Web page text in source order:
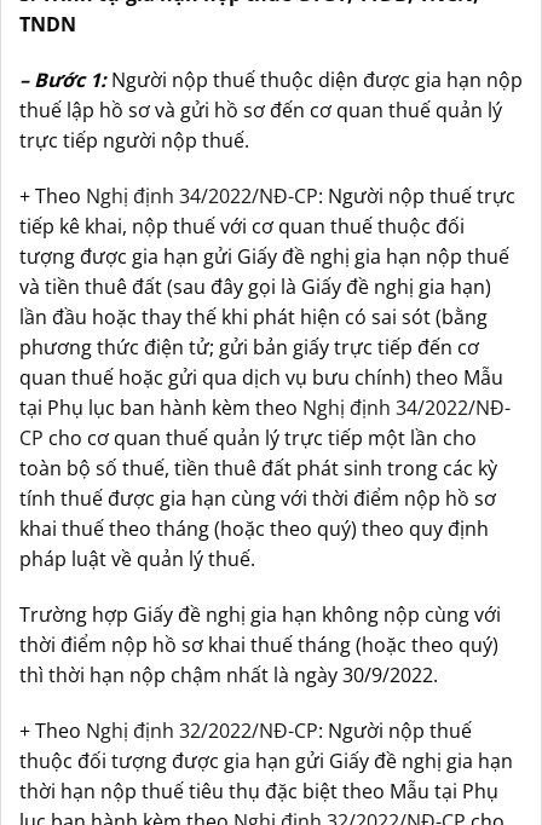
TNDN
– Bước 1:Người nộp thuế thuộc diện được gia hạn nộp
thuế lập hồ sơ và gửi hồ sơ đến cơ quan thuế quản lý
trực tiếp người nộp thuế.
+ Theo Nghị định 34/2022/NĐ-CP: Người nộp thuế trực
tiếp kê khai, nộp thuế với cơ quan thuế thuộc đối
tượng được gia hạn gửi Giấy đề nghị gia hạn nộp thuế
và tiền thuê đất (sau đây gọi là Giấy đề nghị gia hạn)
lần đầu hoặc thay thế khi phát hiện có sai sót (bằng
phương thức điện tử; gửi bản giấy trực tiếp đến cơ
quan thuế hoặc gửi qua dịch vụ bưu chính) theo Mẫu
tại Phụ lục ban hành kèm theo Nghị định 34/2022/NĐ-
CP cho cơ quan thuế quản lý trực tiếp một lần cho
toàn bộ số thuế, tiền thuê đất phát sinh trong các kỳ
tính thuế được gia hạn cùng với thời điểm nộp hồ sơ
khai thuế theo tháng (hoặc theo quý) theo quy định
pháp luật về quản lý thuế.
Trường hợp Giấy đề nghị gia hạn không nộp cùng với
thời điểm nộp hồ sơ khai thuế tháng (hoặc theo quý)
thì thời hạn nộp chậm nhất là ngày 30/9/2022.
+ Theo Nghị định 32/2022/NĐ-CP: Người nộp thuế
thuộc đối tượng được gia hạn gửi Giấy đề nghị gia hạn
thời hạn nộp thuế tiêu thụ đặc biệt theo Mẫu tại Phụ